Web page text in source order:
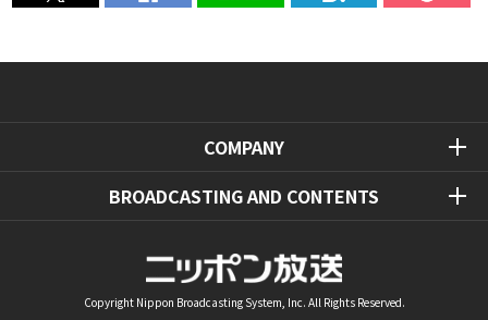
COMPANY
BROADCASTING AND CONTENTS
Copyright Nippon Broadcasting System, Inc. All Rights Reserved.